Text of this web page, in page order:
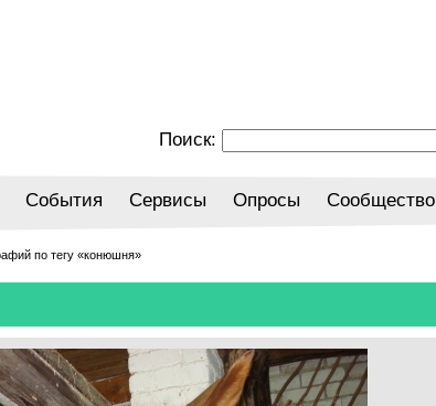
Поиск:
События Сервисы Опросы Сообщество
по тегу «конюшня»